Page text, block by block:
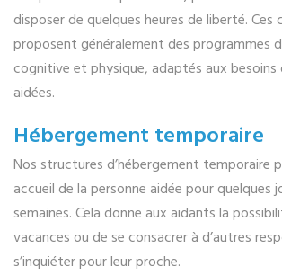
disposer de quelques heures de liberté. Ces
proposent généralement des programmes
cognitive et physique, adaptés aux besoins
aidées.
Hébergement temporaire
Nos structures d’hébergement temporaire
accueil de la personne aidée pour quelques
semaines. Cela donne aux aidants la
vacances ou de se consacrer à d’autres
s’inquiéter pour leur proche.